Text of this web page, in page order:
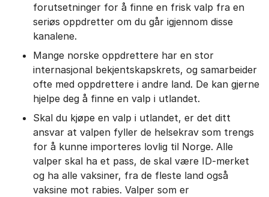
forutsetninger for å finne en frisk valp fra en
seriøs oppdretter om du går igjennom disse
kanalene.
Mange norske oppdrettere har en stor
internasjonal bekjentskapskrets, og samarbeider
ofte med oppdrettere i andre land. De kan gjerne
hjelpe deg å finne en valp i utlandet.
Skal du kjøpe en valp i utlandet, er det ditt
ansvar at valpen fyller de helsekrav som trengs
for å kunne importeres lovlig til Norge. Alle
valper skal ha et pass, de skal være ID-merket
og ha alle vaksiner, fra de fleste land også
vaksine mot rabies. Valper som er